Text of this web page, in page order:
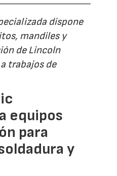
dispone
mandiles y
de Lincoln
trabajos de
equipos
para
y